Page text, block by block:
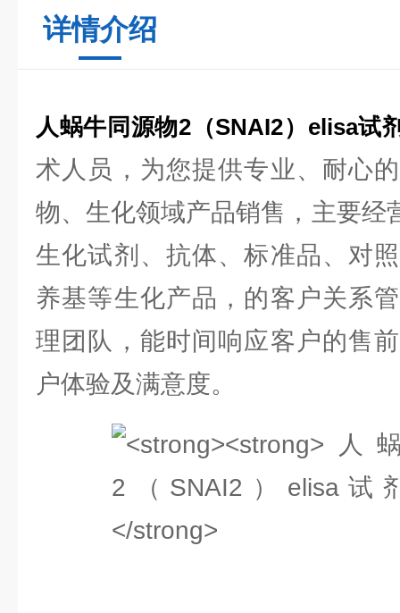
详情介绍
人蜗牛同源物2（SNAI2）elisa试
术人员，为您提供专业、耐心
物、生化领域产品销售，主要经
生化试剂、抗体、标准品、对
养基等生化产品，的客户关系
理团队，能时间响应客户的售
户体验及满意度。